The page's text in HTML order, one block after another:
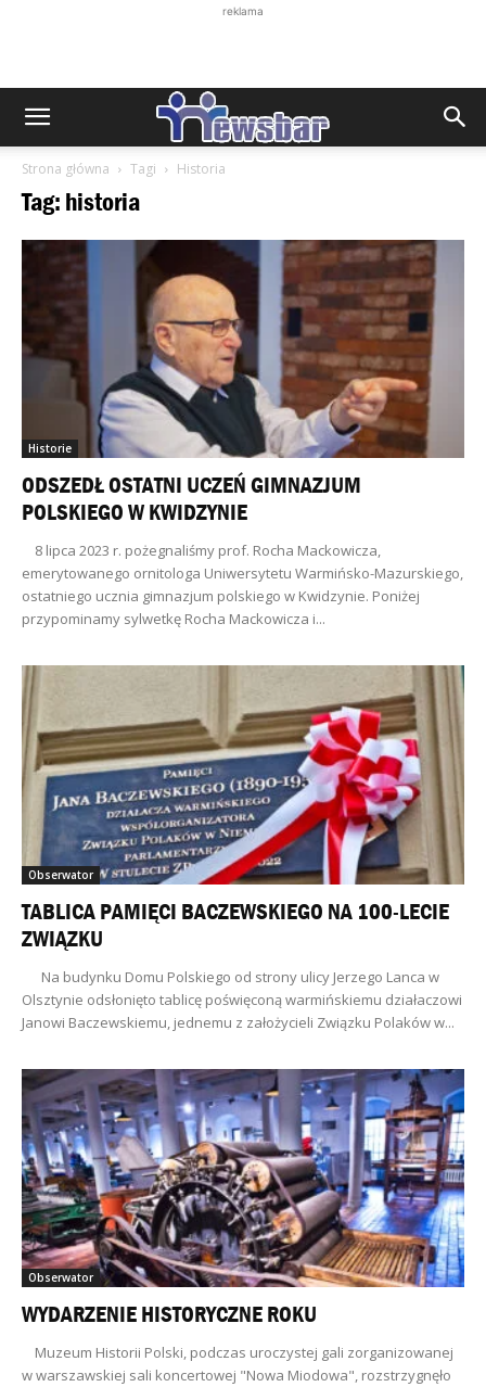
reklama
Strona główna Tagi Historia
Tag: historia
Historie
ODSZEDŁ OSTATNI UCZEŃ GIMNAZJUM
POLSKIEGO W KWIDZYNIE
8 lipca 2023 r. pożegnaliśmy prof. Rocha Mackowicza,
emerytowanego ornitologa Uniwersytetu Warmińsko-Mazurskiego,
ostatniego ucznia gimnazjum polskiego w Kwidzynie. Poniżej
przypominamy sylwetkę Rocha Mackowicza i...
Obserwator
TABLICA PAMIĘCI BACZEWSKIEGO NA 100-LECIE
ZWIĄZKU
Na budynku Domu Polskiego od strony ulicy Jerzego Lanca w
Olsztynie odsłonięto tablicę poświęconą warmińskiemu działaczowi
Janowi Baczewskiemu, jednemu z założycieli Związku Polaków w...
Obserwator
WYDARZENIE HISTORYCZNE ROKU
Muzeum Historii Polski, podczas uroczystej gali zorganizowanej
w warszawskiej sali koncertowej "Nowa Miodowa", rozstrzygnęło